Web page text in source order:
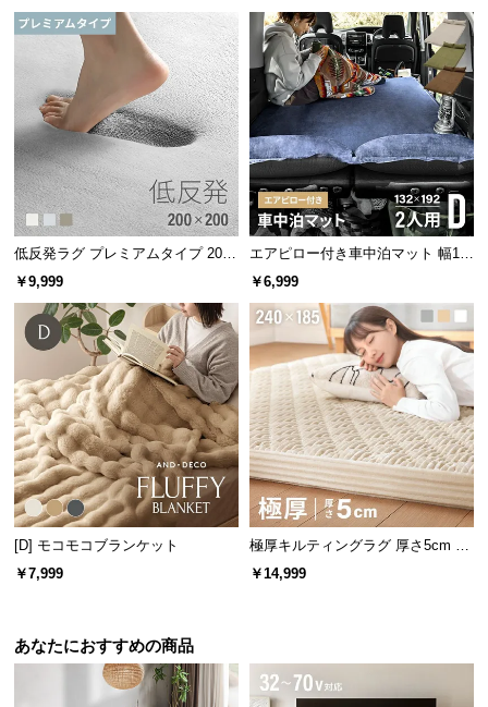
低反発ラグ プレミアムタイプ 200×
200cm
￥9,999
エアピロー付き車中泊マット 幅13
2cm
￥6,999
[D] モコモコブランケット
￥7,999
極厚キルティングラグ 厚さ5cm 24
0×185cm
￥14,999
あなたにおすすめの商品